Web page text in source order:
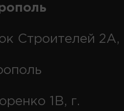
Строителей 2А,
1В, г.